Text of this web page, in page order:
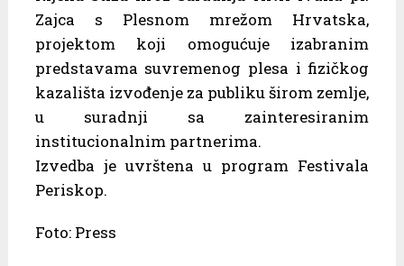
Zajca s Plesnom mrežom Hrvatska,
projektom koji omogućuje izabranim
predstavama suvremenog plesa i fizičkog
kazališta izvođenje za publiku širom zemlje,
u suradnji sa zainteresiranim
institucionalnim partnerima.
Izvedba je uvrštena u program Festivala
Periskop.
Foto: Press